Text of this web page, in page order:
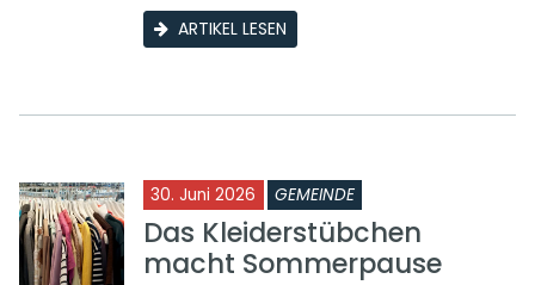
ARTIKEL LESEN
30. Juni 2026 GEMEINDE
Das Kleiderstübchen
macht Sommerpause